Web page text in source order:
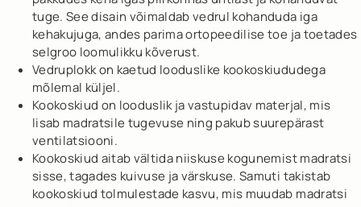
tuge. See disain võimaldab vedrul kohanduda iga
kehakujuga, andes parima ortopeedilise toe ja toetades
selgroo loomulikku kõverust.
Vedruplokk on kaetud looduslike kookoskiududega
mõlemal küljel.
Kookoskiud on looduslik ja vastupidav materjal, mis
lisab madratsile tugevuse ning pakub suurepärast
ventilatsiooni.
Kookoskiud aitab vältida niiskuse kogunemist madratsi
sisse, tagades kuivuse ja värskuse. Samuti takistab
kookoskiud tolmulestade kasvu, mis muudab madratsi